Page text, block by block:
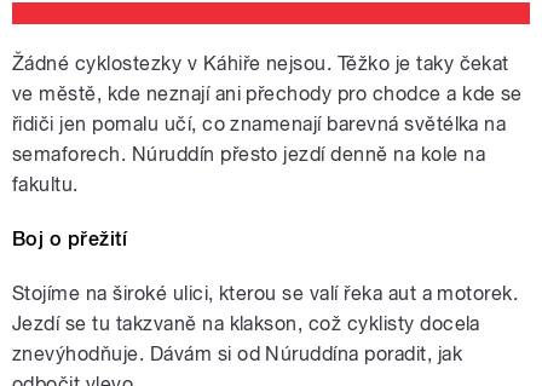
Žádné cyklostezky v Káhiře nejsou. Těžko je taky čekat
ve městě, kde neznají ani přechody pro chodce a kde se
řidiči jen pomalu učí, co znamenají barevná světélka na
semaforech. Núruddín přesto jezdí denně na kole na
fakultu.
Boj o přežití
Stojíme na široké ulici, kterou se valí řeka aut a motorek.
Jezdí se tu takzvaně na klakson, což cyklisty docela
znevýhodňuje. Dávám si od Núruddína poradit, jak